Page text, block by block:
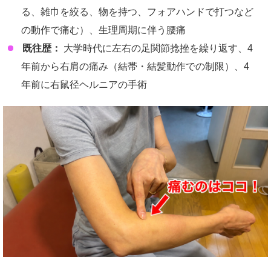
る、雑巾を絞る、物を持つ、フォアハンドで打つなど
の動作で痛む）、生理周期に伴う腰痛
既往歴：
大学時代に左右の足関節捻挫を繰り返す、4
年前から右肩の痛み（結帯・結髪動作での制限）、4
年前に右鼠径ヘルニアの手術